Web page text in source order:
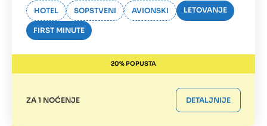
HOTEL SOPSTVENI AVIONSKI LETOVANJE
FIRST MINUTE
20% POPUSTA
ZA 1 NOĆENJE DETALJNIJE